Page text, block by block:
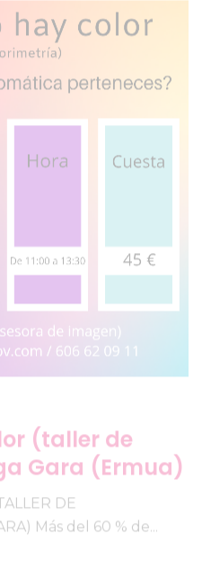
(taller de
Gara (Ermua)
DE
Más del 60 % de...